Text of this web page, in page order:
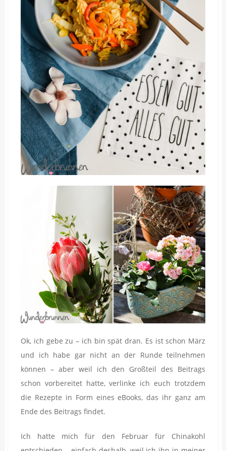
Ok, ich gebe zu – ich bin spät dran. Es ist schon März
und ich habe gar nicht an der Runde teilnehmen
können – aber weil ich den Großteil des Beitrags
schon vorbereitet hatte, verlinke ich euch trotzdem
die Rezepte in Form eines eBooks, das ihr ganz am
Ende des Beitrags findet.
Ich hatte mich für den Februar für Chinakohl